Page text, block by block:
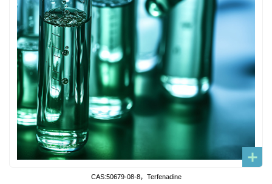
CAS:50679-08-8，Terfenadine